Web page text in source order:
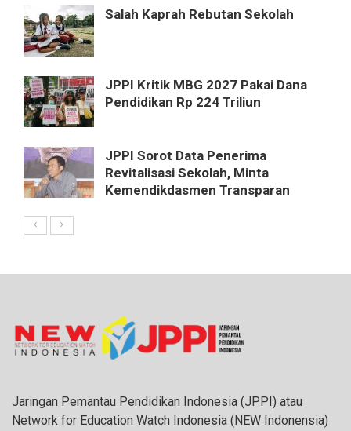
Salah Kaprah Rebutan Sekolah
JPPI Kritik MBG 2027 Pakai Dana
Pendidikan Rp 224 Triliun
JPPI Sorot Data Penerima
Revitalisasi Sekolah, Minta
Kemendikdasmen Transparan
Jaringan Pemantau Pendidikan Indonesia (JPPI) atau
Network for Education Watch Indonesia (NEW Indonensia)